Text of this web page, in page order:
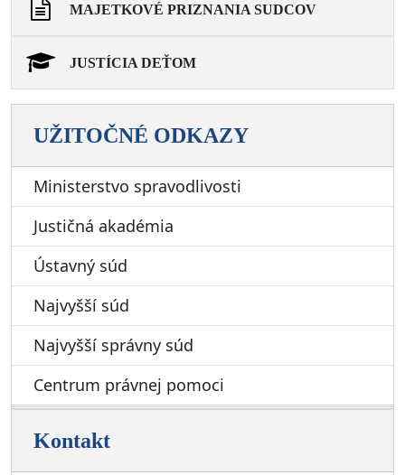
MAJETKOVÉ PRIZNANIA SUDCOV
JUSTÍCIA DEŤOM
UŽITOČNÉ ODKAZY
Ministerstvo spravodlivosti
Justičná akadémia
Ústavný súd
Najvyšší súd
Najvyšší správny súd
Centrum právnej pomoci
Kontakt